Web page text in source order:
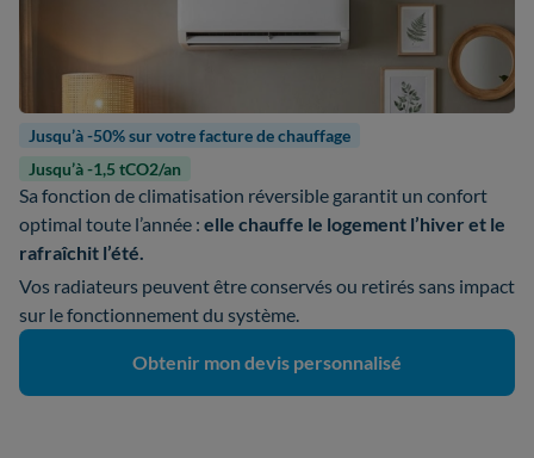
Jusqu’à -50% sur votre facture de chauffage
Jusqu’à -1,5 tCO2/an
Sa fonction de climatisation réversible garantit un confort
optimal toute l’année : elle chauffe le logement l’hiver et le
rafraîchit l’été.
Vos radiateurs peuvent être conservés ou retirés sans impact
sur le fonctionnement du système.
Obtenir mon devis personnalisé